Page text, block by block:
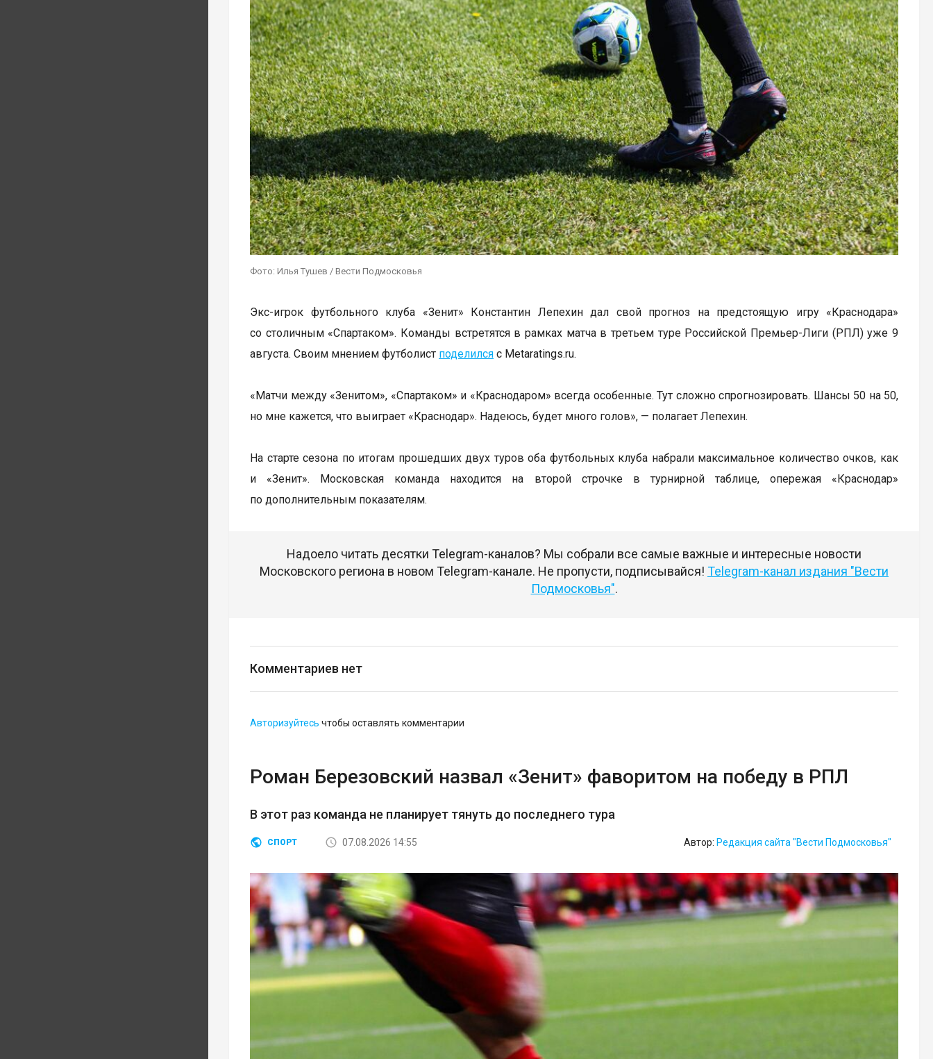
Фото: Илья Тушев / Вести Подмосковья
Экс-игрок футбольного клуба «Зенит» Константин Лепехин дал свой прогноз на предстоящую игру «Краснодара»
со столичным «Спартаком». Команды встретятся в рамках матча в третьем туре Российской Премьер-Лиги (РПЛ) уже 9
августа. Своим мнением футболист поделился с Metaratings.ru.
«Матчи между «Зенитом», «Спартаком» и «Краснодаром» всегда особенные. Тут сложно спрогнозировать. Шансы 50 на 50,
но мне кажется, что выиграет «Краснодар». Надеюсь, будет много голов», — полагает Лепехин.
На старте сезона по итогам прошедших двух туров оба футбольных клуба набрали максимальное количество очков, как
и «Зенит». Московская команда находится на второй строчке в турнирной таблице, опережая «Краснодар»
по дополнительным показателям.
Надоело читать десятки Telegram-каналов? Мы собрали все самые важные и интересные новости
Московского региона в новом Telegram-канале. Не пропусти, подписывайся! Telegram-канал издания "Вести
Подмосковья".
Комментариев нет
Авторизуйтесь чтобы оставлять комментарии
Роман Березовский назвал «Зенит» фаворитом на победу в РПЛ
В этот раз команда не планирует тянуть до последнего тура
СПОРТ 07.08.2026 14:55 Автор: Редакция сайта "Вести Подмосковья"